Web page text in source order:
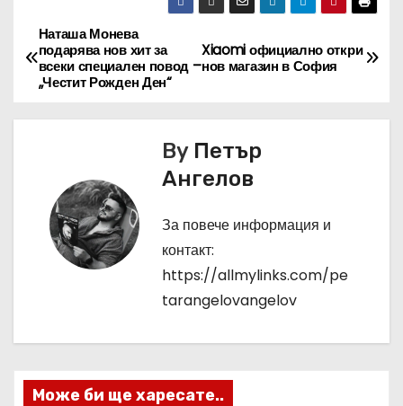
Н
а
в
я
Xiaomi официално откри
нов магазин в София
Наташа Монева
подарява нов хит за
всеки специален повод –
„Честит Рожден Ден“
By Петър
Ангелов
За повече информация и
контакт:
https://allmylinks.com/pe
tarangelovangelov
Може би ще харесате..